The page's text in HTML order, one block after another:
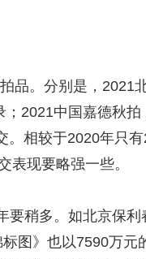
。分别是，2021
2021中国嘉德秋
相较于2020年只
表现要略强一些。
稍多。如北京保利
图》也以7590万